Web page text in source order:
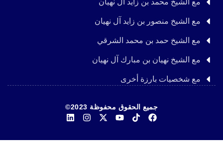
مع الشيخ محمد بن زايد آل نهيان
مع الشيخ منصور بن زايد آل نهيان
مع الشيخ حمد بن محمد الشرقي
مع الشيخ نهيان بن مبارك آل نهيان
مع شخصيات بارزة أخرى
جميع الحقوق محفوظة 2023©